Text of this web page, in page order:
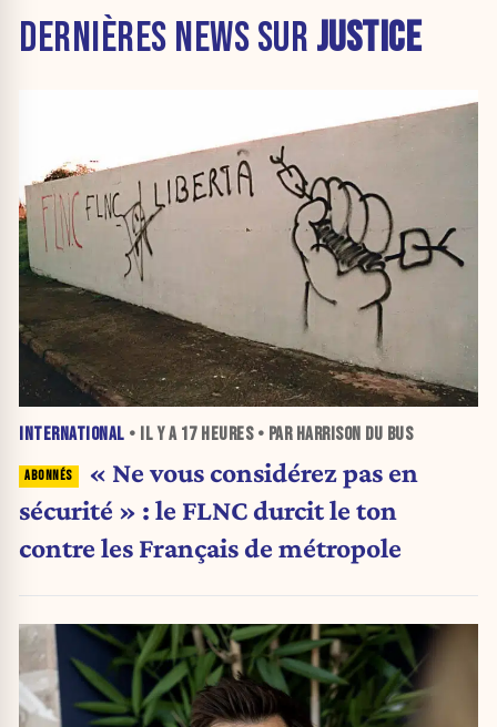
DERNIÈRES NEWS SUR JUSTICE
INTERNATIONAL • IL Y A 17 HEURES• PAR HARRISON DU BUS
« Ne vous considérez pas en
sécurité » : le FLNC durcit le ton
contre les Français de métropole